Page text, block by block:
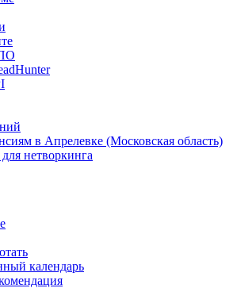
в Апрелевке (Московская область)
нетворкинга
календарь